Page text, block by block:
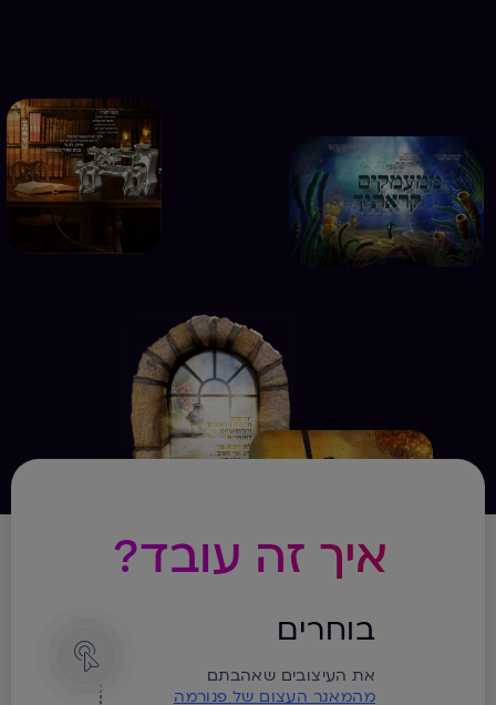
איך זה עובד?
בוחרים
את העיצובים שאהבתם
מהמאגר העצום של פנורמה